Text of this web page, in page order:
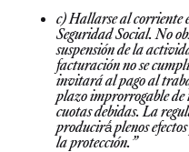
c) Hallarse al corriente
Seguridad Social. No
suspensión de la
facturación no se
invitará al pago al
plazo improrrogable de
cuotas debidas. La
producirá́ plenos
la protección.”